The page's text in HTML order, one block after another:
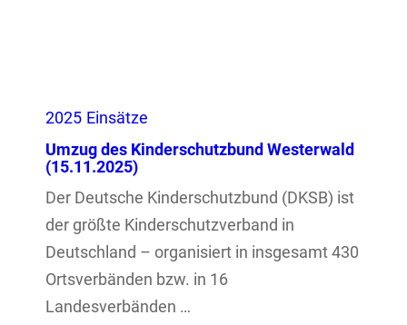
2025 Einsätze
Umzug des Kinderschutzbund Westerwald
(15.11.2025)
Der Deutsche Kinderschutzbund (DKSB) ist
der größte Kinderschutzverband in
Deutschland – organisiert in insgesamt 430
Ortsverbänden bzw. in 16
Landesverbänden …